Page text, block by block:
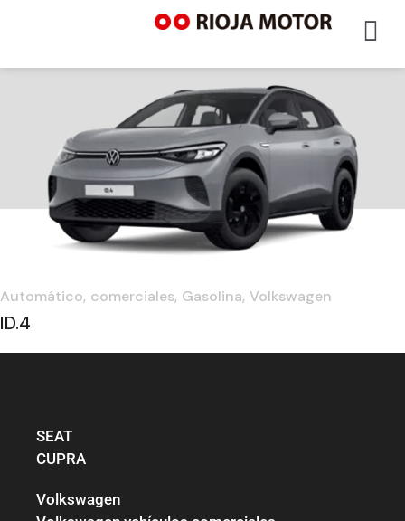
Automático comerciales Gasolina Volkswagen
ID.4
SEAT
CUPRA
Volkswagen